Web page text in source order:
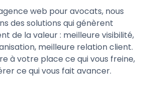
web pour avocats, nous
des solutions qui génèrent
de la valeur : meilleure visibilité,
meilleure relation client.
à votre place ce qui vous freine,
ce qui vous fait avancer.